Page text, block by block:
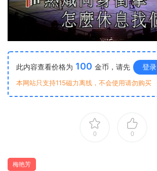
此内容查看价格为 100 金币，请先 登录
本网站只支持115磁力离线，不会使用请勿购买
0 0
梅艳芳